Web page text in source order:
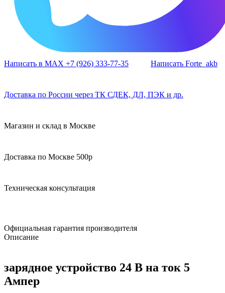
Написать в MAX +7 (926) 333-77-35 Написать Forte_akb
Доставка по России через ТК СДЕК, ДЛ, ПЭК и др.
Магазин и склад в Москве
Доставка по Москве 500р
Техническая консультация
Официальная гарантия производителя
Описание
зарядное устройство 24 В на ток 5
Ампер